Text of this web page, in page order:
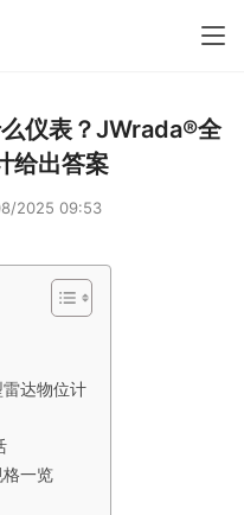
仪表？JWrada®全
给出答案
2025 09:53
达物位计
一览